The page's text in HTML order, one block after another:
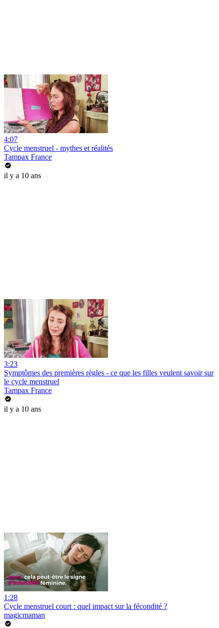
4:07
Cycle menstruel - mythes et réalités
Tampax France
il y a 10 ans
3:23
Symptômes des premières règles - ce que les filles veulent savoir sur
le cycle menstruel
Tampax France
il y a 10 ans
1:28
Cycle menstruel court : quel impact sur la fécondité ?
magicmaman